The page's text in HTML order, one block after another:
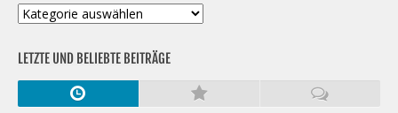
Kategorien
LETZTE UND BELIEBTE BEITRÄGE